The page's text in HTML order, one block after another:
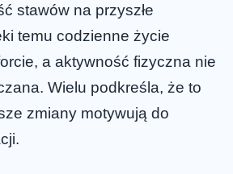
stawów na przyszłe
temu codzienne życie
a aktywność fizyczna nie
Wielu podkreśla, że to
zmiany motywują do